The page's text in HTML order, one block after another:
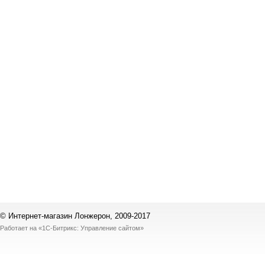
© Интернет-магазин Лонжерон, 2009-2017
Работает на «1С-Битрикс: Управление сайтом»